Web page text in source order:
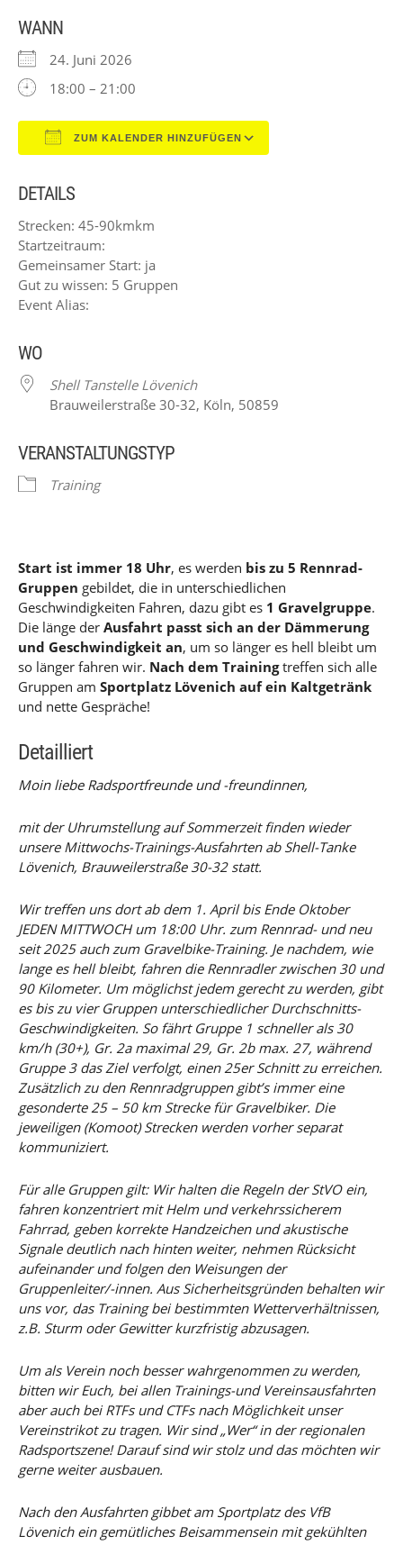
WANN
24. Juni 2026
18:00 – 21:00
ZUM KALENDER HINZUFÜGEN
DETAILS
Strecken: 45-90kmkm
Startzeitraum:
Gemeinsamer Start: ja
Gut zu wissen: 5 Gruppen
Event Alias:
WO
Shell Tanstelle Lövenich
Brauweilerstraße 30-32, Köln, 50859
VERANSTALTUNGSTYP
Training
Shell Tanstelle Lövenich
Brauweilerstraße 30-32 - Köln
Veranstaltungen
Start ist immer 18 Uhr, es werden bis zu 5 Rennrad-
Gruppen gebildet, die in unterschiedlichen
Geschwindigkeiten Fahren, dazu gibt es 1 Gravelgruppe.
Die länge der Ausfahrt passt sich an der Dämmerung
und Geschwindigkeit an, um so länger es hell bleibt um
so länger fahren wir. Nach dem Trainingtreffen sich alle
Gruppen am Sportplatz Lövenich auf ein Kaltgetränk
und nette Gespräche!
Detailliert
Moin liebe Radsportfreunde und -freundinnen,
mit der Uhrumstellung auf Sommerzeit finden wieder
unsere Mittwochs-Trainings-Ausfahrten ab Shell-Tanke
Lövenich, Brauweilerstraße 30-32 statt.
Wir treffen uns dort ab dem 1. April bis Ende Oktober
JEDEN MITTWOCH um 18:00 Uhr. zum Rennrad- und neu
seit 2025 auch zum Gravelbike-Training. Je nachdem, wie
lange es hell bleibt, fahren die Rennradler zwischen 30 und
90 Kilometer. Um möglichst jedem gerecht zu werden, gibt
es bis zu vier Gruppen unterschiedlicher Durchschnitts-
Geschwindigkeiten. So fährt Gruppe 1 schneller als 30
km/h (30+), Gr. 2a maximal 29, Gr. 2b max. 27, während
Gruppe 3 das Ziel verfolgt, einen 25er Schnitt zu erreichen.
Zusätzlich zu den Rennradgruppen gibt’s immer eine
gesonderte 25 – 50 km Strecke für Gravelbiker. Die
jeweiligen (Komoot) Strecken werden vorher separat
kommuniziert.
Für alle Gruppen gilt: Wir halten die Regeln der StVO ein,
fahren konzentriert mit Helm und verkehrssicherem
Fahrrad, geben korrekte Handzeichen und akustische
Signale deutlich nach hinten weiter, nehmen Rücksicht
aufeinander und folgen den Weisungen der
Gruppenleiter/-innen. Aus Sicherheitsgründen behalten wir
uns vor, das Training bei bestimmten Wetterverhältnissen,
z.B. Sturm oder Gewitter kurzfristig abzusagen.
Um als Verein noch besser wahrgenommen zu werden,
bitten wir Euch, bei allen Trainings-und Vereinsausfahrten
aber auch bei RTFs und CTFs nach Möglichkeit unser
Vereinstrikot zu tragen. Wir sind „Wer“ in der regionalen
Radsportszene! Darauf sind wir stolz und das möchten wir
gerne weiter ausbauen.
Nach den Ausfahrten gibbet am Sportplatz des VfB
Lövenich ein gemütliches Beisammensein mit gekühlten